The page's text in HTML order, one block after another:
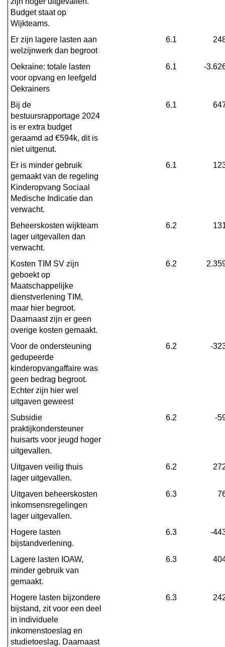
Budget staat op
Wijkteams.
Er zijn lagere lasten aan
welzijnwerk dan begroot
6.1
Oekraine: totale lasten
voor opvang en leefgeld
Oekrainers
6.1 -
Bij de
bestuursrapportage 2024
is er extra budget
geraamd ad €594k, dit is
niet uitgenut.
6.1
Er is minder gebruik
gemaakt van de regeling
Kinderopvang Sociaal
Medische Indicatie dan
verwacht.
6.1
Beheerskosten wijkteam
lager uitgevallen dan
verwacht.
6.2
Kosten TIM SV zijn
geboekt op
Maatschappelijke
dienstverlening TIM,
maar hier begroot.
Daarnaast zijn er geen
overige kosten gemaakt.
6.2
Voor de ondersteuning
gedupeerde
kinderopvangaffaire was
geen bedrag begroot.
Echter zijn hier wel
uitgaven geweest
6.2 -
Subsidie
praktijkondersteuner
huisarts voor jeugd hoger
uitgevallen.
6.2 -
Uitgaven veilig thuis
lager uitgevallen.
6.2
Uitgaven beheerskosten
inkomsensregelingen
lager uitgevallen.
6.3
Hogere lasten
bijstandverlening.
6.3 -
Lagere lasten IOAW,
minder gebruik van
gemaakt.
6.3
Hogere lasten bijzondere
bijstand, zit voor een deel
in individuele
inkomenstoeslag en
studietoeslag. Daarnaast
6.3